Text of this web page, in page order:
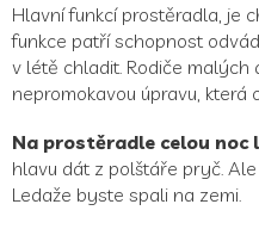
Hlavní funkcí prostěradla, je
funkce patří schopnost
v létě chladit. Rodiče malých
nepromokavou úpravu, která
Na prostěradle celou noc
hlavu dát z polštáře pryč.
Ledaže byste spali na zemi.